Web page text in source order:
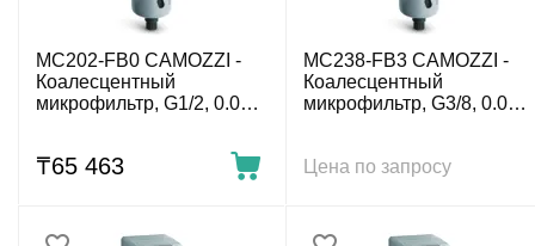
MC202-FB0 CAMOZZI -
Коалесцентный
микрофильтр, G1/2, 0.01
₸65 463
MC238-FB3 CAMOZZI -
Коалесцентный
микрофильтр, G3/8, 0.01
Цена по запросу